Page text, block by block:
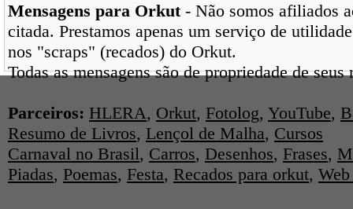
Mensagens para Orkut- Não somos afiliados
citada. Prestamos apenas um serviço de
nos "scraps" (recados) do Orkut.
Todas as mensagens são de propriedade de
Parceiros: HLERA, Orkut, Fotolog, YouTube,
Resumo de Livros, Lençol de Malha, Cursos
Carnaval no Brasil, Carros, Desenhos, Frases,
Piadas, Poemas, Festa, Recados para orkut,